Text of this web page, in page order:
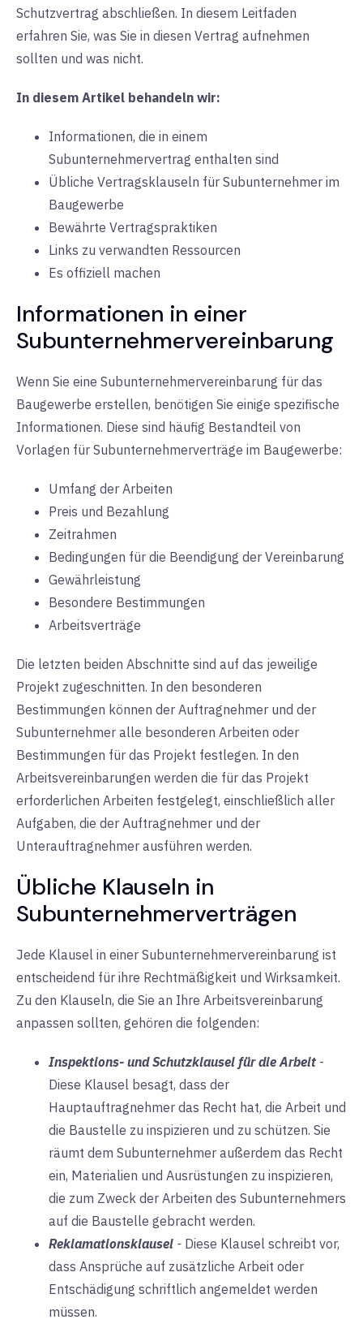
Schutzvertrag abschließen. In diesem Leitfaden
erfahren Sie, was Sie in diesen Vertrag aufnehmen
sollten und was nicht.
In diesem Artikel behandeln wir:
Informationen, die in einem
Subunternehmervertrag enthalten sind
Übliche Vertragsklauseln für Subunternehmer im
Baugewerbe
Bewährte Vertragspraktiken
Links zu verwandten Ressourcen
Es offiziell machen
Informationen in einer
Subunternehmervereinbarung
Wenn Sie eine Subunternehmervereinbarung für das
Baugewerbe erstellen, benötigen Sie einige spezifische
Informationen. Diese sind häufig Bestandteil von
Vorlagen für Subunternehmerverträge im Baugewerbe:
Umfang der Arbeiten
Preis und Bezahlung
Zeitrahmen
Bedingungen für die Beendigung der Vereinbarung
Gewährleistung
Besondere Bestimmungen
Arbeitsverträge
Die letzten beiden Abschnitte sind auf das jeweilige
Projekt zugeschnitten. In den besonderen
Bestimmungen können der Auftragnehmer und der
Subunternehmer alle besonderen Arbeiten oder
Bestimmungen für das Projekt festlegen. In den
Arbeitsvereinbarungen werden die für das Projekt
erforderlichen Arbeiten festgelegt, einschließlich aller
Aufgaben, die der Auftragnehmer und der
Unterauftragnehmer ausführen werden.
Übliche Klauseln in
Subunternehmerverträgen
Jede Klausel in einer Subunternehmervereinbarung ist
entscheidend für ihre Rechtmäßigkeit und Wirksamkeit.
Zu den Klauseln, die Sie an Ihre Arbeitsvereinbarung
anpassen sollten, gehören die folgenden:
Inspektions- und Schutzklausel für die Arbeit -
Diese Klausel besagt, dass der
Hauptauftragnehmer das Recht hat, die Arbeit und
die Baustelle zu inspizieren und zu schützen. Sie
räumt dem Subunternehmer außerdem das Recht
ein, Materialien und Ausrüstungen zu inspizieren,
die zum Zweck der Arbeiten des Subunternehmers
auf die Baustelle gebracht werden.
Reklamationsklausel - Diese Klausel schreibt vor,
dass Ansprüche auf zusätzliche Arbeit oder
Entschädigung schriftlich angemeldet werden
müssen.